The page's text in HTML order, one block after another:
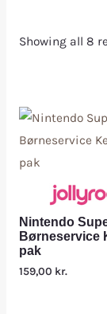
Showing all 8
Nintendo
Børneservice
pak
159,00 kr.